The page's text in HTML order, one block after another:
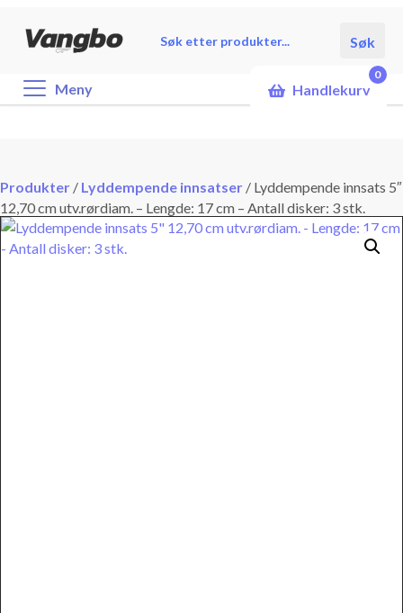
search
Søk
Meny Handlekurv
0
Produkter / Lyddempende innsatser / Lyddempende innsats 5″
12,70 cm utv.rørdiam. – Lengde: 17 cm – Antall disker: 3 stk.